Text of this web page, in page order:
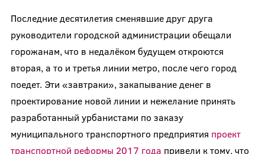
Последние десятилетия сменявшие друг друга
руководители городской администрации обещали
горожанам, что в недалёком будущем откроются
вторая, а то и третья линии метро, после чего город
поедет. Эти «завтраки», закапывание денег в
проектирование новой линии и нежелание принять
разработанный урбанистами по заказу
муниципального транспортного предприятия проект
транспортной реформы 2017 года привели к тому, что